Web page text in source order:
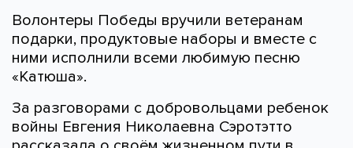
Волонтеры Победы вручили ветеранам
подарки, продуктовые наборы и вместе с
ними исполнили всеми любимую песню
«Катюша».
За разговорами с добровольцами ребенок
войны Евгения Николаевна Сэротэтто